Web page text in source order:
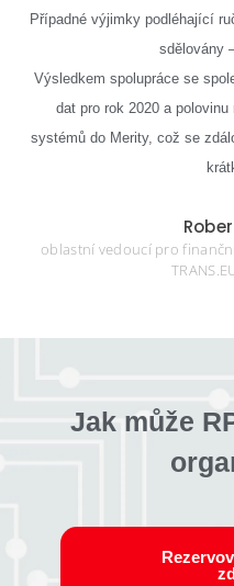
oblastní vedoucí pro
Případné výjimky podléhající
sdělovány
Výsledkem spolupráce se
dat pro rok 2020 a
systémů do Merity, což se
Jak může